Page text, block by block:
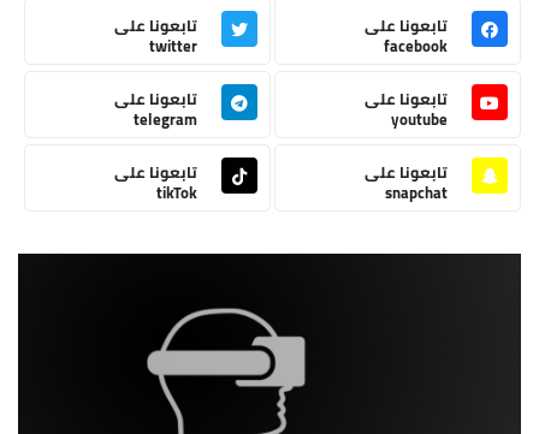
تابعونا على
facebook
تابعونا على
twitter
تابعونا على
youtube
تابعونا على
telegram
تابعونا على
snapchat
تابعونا على
tikTok